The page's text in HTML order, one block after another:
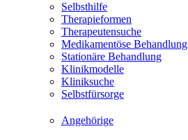
Selbsthilfe
Therapieformen
Therapeutensuche
Medikamentöse Behandlung
Stationäre Behandlung
Klinikmodelle
Kliniksuche
Selbstfürsorge
Angehörige